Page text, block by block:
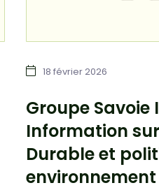
18 février 2026
Groupe Savoie
Information
Durable et
environnement